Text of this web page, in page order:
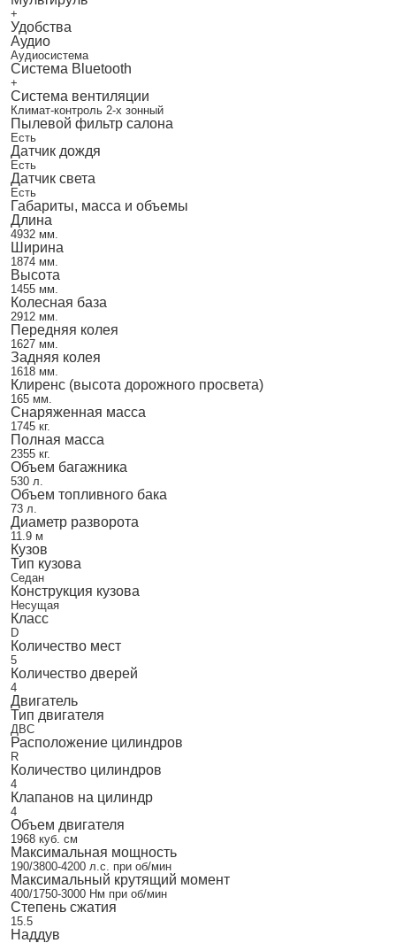
+
Удобства
Аудио
Аудиосистема
Система Bluetooth
+
Система вентиляции
Климат-контроль 2-х зонный
Пылевой фильтр салона
Есть
Датчик дождя
Есть
Датчик света
Есть
Габариты, масса и объемы
Длина
4932 мм.
Ширина
1874 мм.
Высота
1455 мм.
Колесная база
2912 мм.
Передняя колея
1627 мм.
Задняя колея
1618 мм.
Клиренс (высота дорожного просвета)
165 мм.
Снаряженная масса
1745 кг.
Полная масса
2355 кг.
Объем багажника
530 л.
Объем топливного бака
73 л.
Диаметр разворота
11.9 м
Кузов
Тип кузова
Седан
Конструкция кузова
Несущая
Класс
D
Количество мест
5
Количество дверей
4
Двигатель
Тип двигателя
ДВС
Расположение цилиндров
R
Количество цилиндров
4
Клапанов на цилиндр
4
Объем двигателя
1968 куб. см
Максимальная мощность
190/3800-4200 л.с. при об/мин
Максимальный крутящий момент
400/1750-3000 Нм при об/мин
Степень сжатия
15.5
Наддув